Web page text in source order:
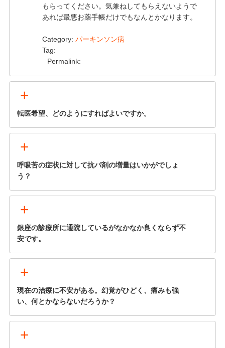
もらってください。気兼ねしてもらえないようで
あれば最悪お薬手帳だけでもなんとかなります。
Category: パーキンソン病
Tag:
Permalink:
+
転医希望、どのようにすればよいですか。
+
呼吸苦の症状に対して抗パ剤の増量はいかがでしょ
う？
+
銀座の診療所に通院しているがなかなか良くならず不
安です。
+
現在の治療に不安がある。幻覚がひどく、痛みも強
い、何とかならないだろうか？
+